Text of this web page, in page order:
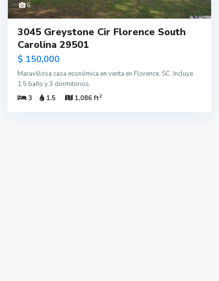
6
3045 Greystone Cir Florence South
Carolina 29501
$ 150,000
Maravillosa casa económica en venta en Florence, SC. Incluye
1.5 baño y 3 dormitorios.
3
1.5 1,086 ft2